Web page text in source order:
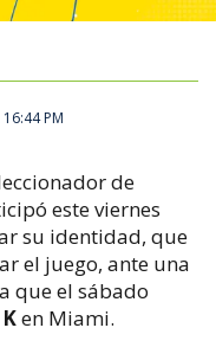
PM
de
este viernes
su identidad, que
el juego, ante una
que el sábado
en Miami.